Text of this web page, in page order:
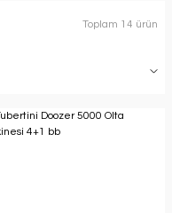
Toplam 14 ürün